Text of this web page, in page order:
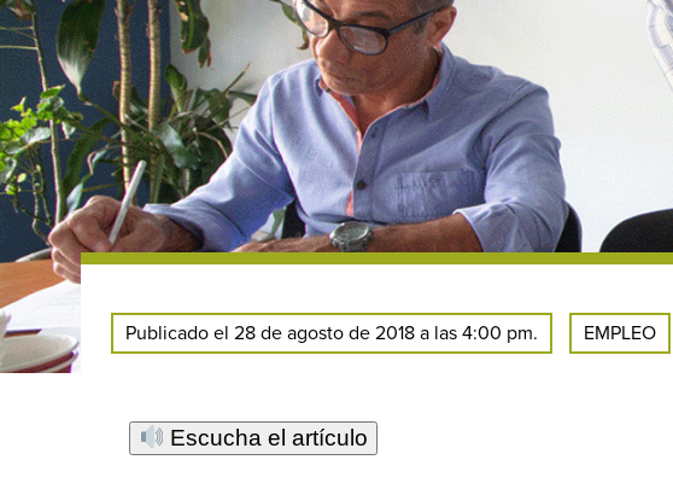
Publicado el 28 de agosto de 2018 a las 4:00 pm. EMPLEO
Escucha el artículo